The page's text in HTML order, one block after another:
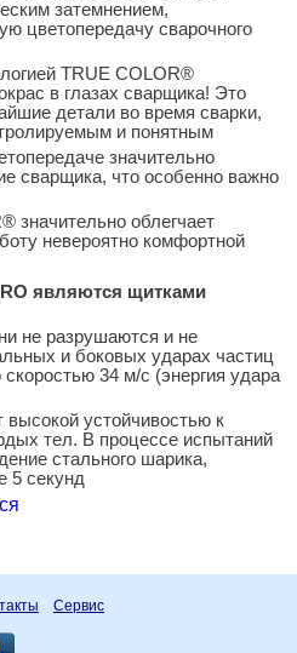
затемнением,
цветопередачу сварочного
TRUE COLOR®
в глазах сварщика! Это
детали во время сварки,
и понятным
значительно
сварщика, что особенно важно
значительно облегчает
невероятно комфортной
являются щитками
не разрушаются и не
и боковых ударах частиц
34 м/с (энергия удара
устойчивостью к
тел. В процессе испытаний
стального шарика,
5 секунд
Сервис